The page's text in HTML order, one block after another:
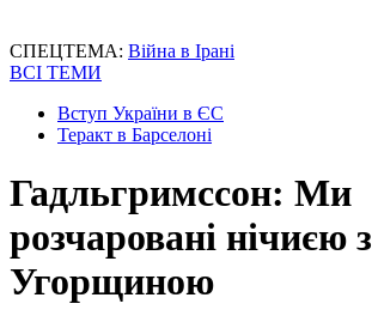
СПЕЦТЕМА: Війна в Ірані
ВСІ ТЕМИ
Вступ України в ЄС
Теракт в Барселоні
Гадльгримссон: Ми
розчаровані нічиєю з
Угорщиною